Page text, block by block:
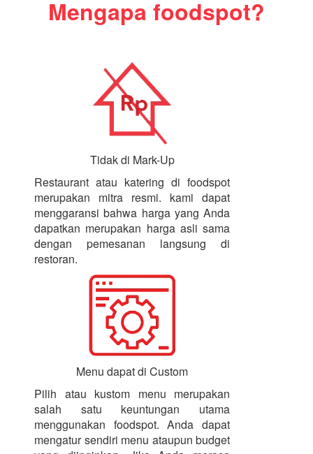
Mengapa foodspot?
Tidak di Mark-Up
Restaurant atau katering di foodspot
merupakan mitra resmi. kami dapat
menggaransi bahwa harga yang Anda
dapatkan merupakan harga asli sama
dengan pemesanan langsung di
restoran.
Menu dapat di Custom
Pilih atau kustom menu merupakan
salah satu keuntungan utama
menggunakan foodspot. Anda dapat
mengatur sendiri menu ataupun budget